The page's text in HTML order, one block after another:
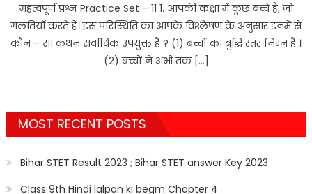
महत्वपूर्ण प्रश्न Practice Set – 11 1. आपकी कक्षा में कुछ बच्चे हैं, जो
गलतियाँ करते हैं। इस परिस्थिति का आपके विश्लेषण के अनुसार इनमें से
कौन – सा कथन सर्वाधिक उपयुक्त है ? (1) बच्चों का बुद्धि स्तर निम्न है ।
(2) बच्चों ने अभी तक […]
MOST RECENT POSTS
Bihar STET Result 2023 ; Bihar STET answer Key 2023
Class 9th Hindi lalpan ki begm Chapter 4